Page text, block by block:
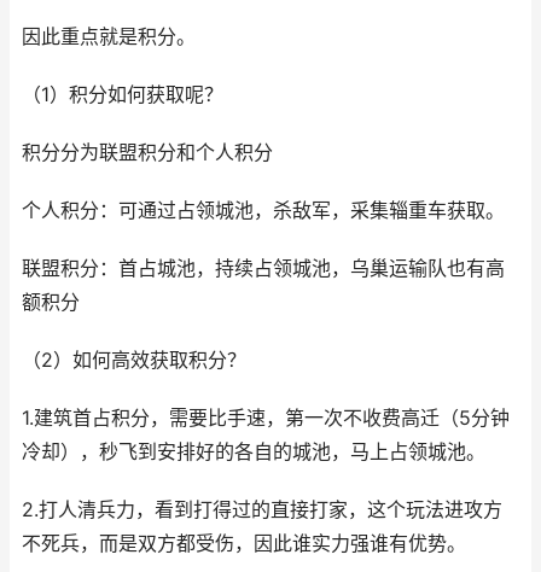
因此重点就是积分。
（1）积分如何获取呢？
积分分为联盟积分和个人积分
个人积分：可通过占领城池，杀敌军，采集辎重车获取。
联盟积分：首占城池，持续占领城池，乌巢运输队也有高
额积分
（2）如何高效获取积分？
1.建筑首占积分，需要比手速，第一次不收费高迁（5分钟
冷却），秒飞到安排好的各自的城池，马上占领城池。
2.打人清兵力，看到打得过的直接打家，这个玩法进攻方
不死兵，而是双方都受伤，因此谁实力强谁有优势。